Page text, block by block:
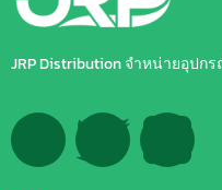
JRP Distribution จำหน่ายอุปก